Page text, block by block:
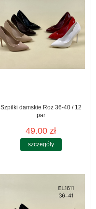
Szpilki damskie Roz 36-40 / 12
par
49.00 zł
szczegóły